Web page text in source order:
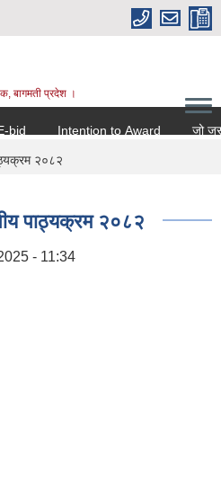
बागमती प्रदेश ।
Intention to Award जो जस संग
२०८२
पाठ्यक्रम २०८२
- 11:34